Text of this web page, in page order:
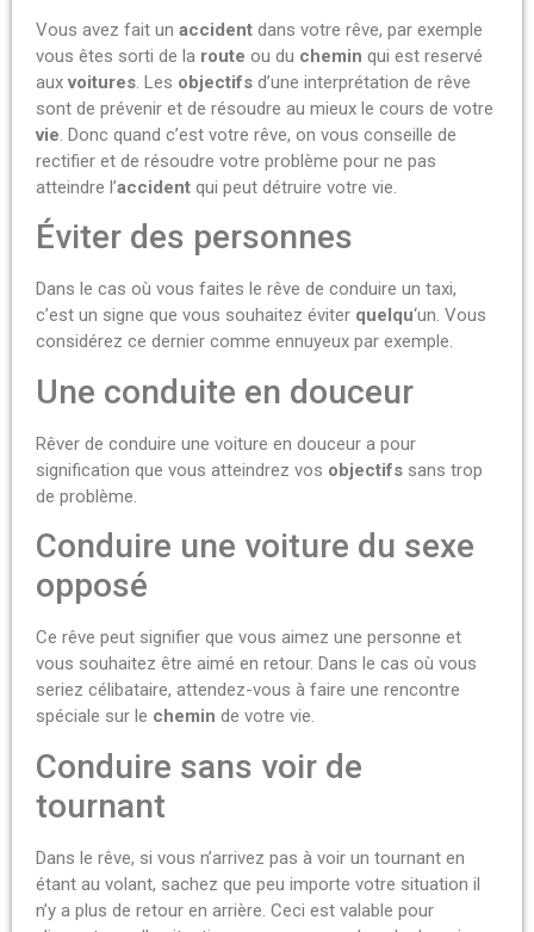
Vous avez fait un accident dans votre rêve, par exemple
vous êtes sorti de la route ou du chemin qui est reservé
auxvoitures. Les objectifs d’une interprétation de rêve
sont de prévenir et de résoudre au mieux le cours de votre
vie. Donc quand c’est votre rêve, on vous conseille de
rectifier et de résoudre votre problème pour ne pas
atteindre l’accident qui peut détruire votre vie.
Éviter des personnes
Dans le cas où vous faites le rêve de conduire un taxi,
c’est un signe que vous souhaitez éviter quelqu‘un. Vous
considérez ce dernier comme ennuyeux par exemple.
Une conduite en douceur
Rêver de conduire une voiture en douceur a pour
signification que vous atteindrez vos objectifs sans trop
de problème.
Conduire une voiture du sexe
opposé
Ce rêve peut signifier que vous aimez une personne et
vous souhaitez être aimé en retour. Dans le cas où vous
seriez célibataire, attendez-vous à faire une rencontre
spéciale sur le chemin de votre vie.
Conduire sans voir de
tournant
Dans le rêve, si vous n’arrivez pas à voir un tournant en
étant au volant, sachez que peu importe votre situation il
n’y a plus de retour en arrière. Ceci est valable pour